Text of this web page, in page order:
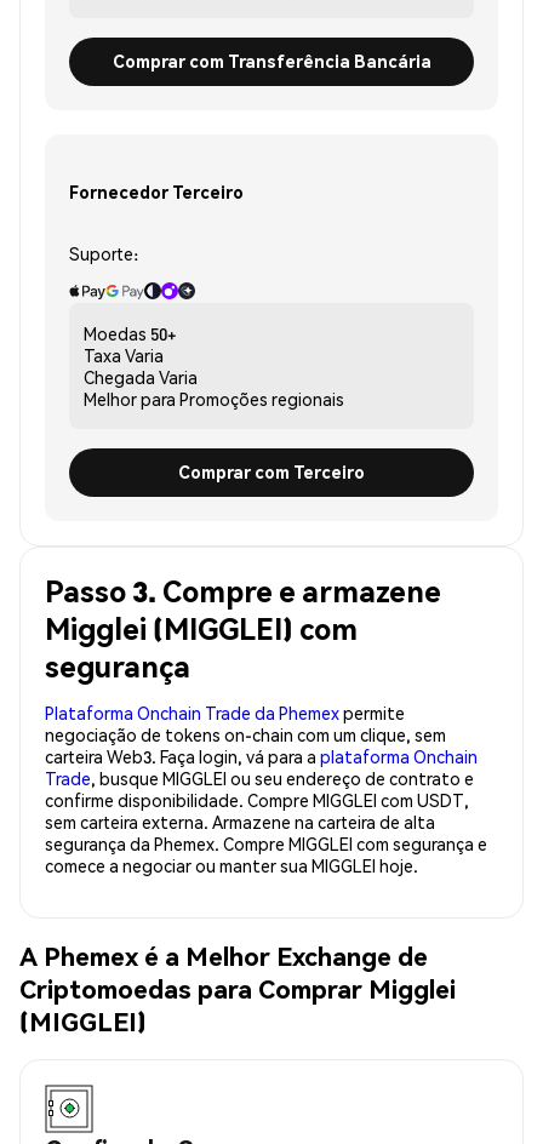
Comprar com Transferência Bancária
Fornecedor Terceiro
Suporte:
Moedas 50+
Taxa Varia
Chegada Varia
Melhor para Promoções regionais
Comprar com Terceiro
Passo 3. Compre e armazene
Migglei (MIGGLEI) com
segurança
Plataforma Onchain Trade da Phemexpermite
negociação de tokens on-chain com um clique, sem
carteira Web3. Faça login, vá para a plataforma Onchain
Trade, busque MIGGLEI ou seu endereço de contrato e
confirme disponibilidade. Compre MIGGLEI com USDT,
sem carteira externa. Armazene na carteira de alta
segurança da Phemex. Compre MIGGLEI com segurança e
comece a negociar ou manter sua MIGGLEI hoje.
A Phemex é a Melhor Exchange de
Criptomoedas para Comprar Migglei
(MIGGLEI)